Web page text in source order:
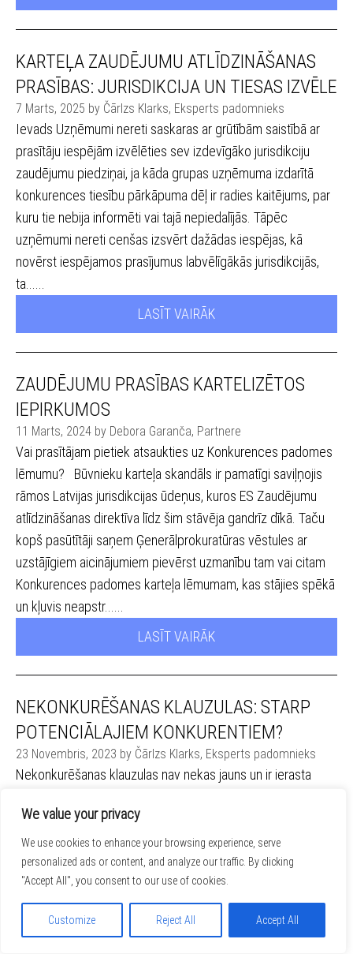
We value your privacy
We use cookies to enhance your browsing experience, serve
personalized ads or content, and analyze our traffic. By clicking
"Accept All", you consent to our use of cookies.
Customize Reject All Accept All
KARTEĻA ZAUDĒJUMU ATLĪDZINĀŠANAS
PRASĪBAS: JURISDIKCIJA UN TIESAS IZVĒLE
7 Marts, 2025 by Čārlzs Klarks, Eksperts padomnieks
Ievads Uzņēmumi nereti saskaras ar grūtībām saistībā ar
prasītāju iespējām izvēlēties sev izdevīgāko jurisdikciju
zaudējumu piedziņai, ja kāda grupas uzņēmuma izdarītā
konkurences tiesību pārkāpuma dēļ ir radies kaitējums, par
kuru tie nebija informēti vai tajā nepiedalījās. Tāpēc
uzņēmumi nereti cenšas izsvērt dažādas iespējas, kā
novērst iespējamos prasījumus labvēlīgākās jurisdikcijās,
ta......
LASĪT VAIRĀK
ZAUDĒJUMU PRASĪBAS KARTELIZĒTOS
IEPIRKUMOS
11 Marts, 2024 by Debora Garanča, Partnere
Vai prasītājam pietiek atsaukties uz Konkurences padomes
lēmumu? Būvnieku karteļa skandāls ir pamatīgi saviļņojis
rāmos Latvijas jurisdikcijas ūdeņus, kuros ES Zaudējumu
atlīdzināšanas direktīva līdz šim stāvēja gandrīz dīkā. Taču
kopš pasūtītāji saņem Ģenerālprokuratūras vēstules ar
uzstājīgiem aicinājumiem pievērst uzmanību tam vai citam
Konkurences padomes karteļa lēmumam, kas stājies spēkā
un kļuvis neapstr......
LASĪT VAIRĀK
NEKONKURĒŠANAS KLAUZULAS: STARP
POTENCIĀLAJIEM KONKURENTIEM?
23 Novembris, 2023 by Čārlzs Klarks, Eksperts padomnieks
Nekonkurēšanas klauzulas nav nekas jauns un ir ierasta
aizsargātu kopējās intereses. Šādi noteikumi ir saderīgi ar
konkurences tiesībām, ja vien to ilgums, priekšmets un
ģeogrāfiskā darbības joma nepārsniedz to, kas ir pamatoti
nepieciešams. Nesen Eiropas Savienības Tiesa ("EST")
pieņēma spriedumu, kurā sniegts papildu skaidrojums par
sadarbības līgumos ietvertajiem nekonkurēšanas